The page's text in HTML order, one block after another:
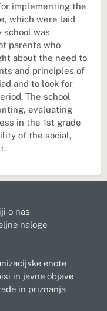
implementing the
which were laid
school was
parents who
about the need to
and principles of
and to look for
The school
evaluating
in the 1st grade
of the social,
o nas
naloge
enote
in javne objave
in priznanja